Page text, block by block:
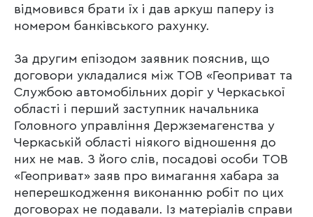
відмовився брати їх і дав аркуш паперу із
номером банківського рахунку.
За другим епізодом заявник пояснив, що
договори укладалися між ТОВ «Геоприват та
Службою автомобільних доріг у Черкаської
області і перший заступник начальника
Головного управління Держземагенства у
Черкаській області ніякого відношення до
них не мав. З його слів, посадові особи ТОВ
«Геоприват» заяв про вимагання хабара за
неперешкодження виконанню робіт по цих
договорах не подавали. Із матеріалів справи